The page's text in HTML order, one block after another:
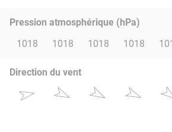
Pression atmosphérique (hPa)
1018
1018 1018 1018
Direction du vent